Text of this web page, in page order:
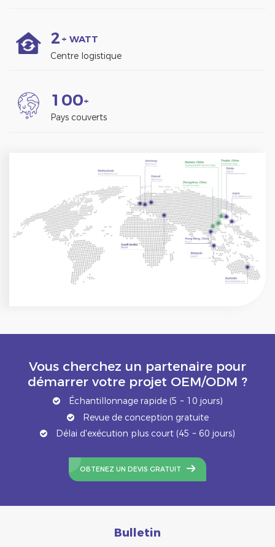
2 + WATT
Centre logistique
1 00+
Pays couverts
Vous cherchez un partenaire pour
démarrer votre projet OEM/ODM ?
Échantillonnage rapide (5 ~ 10 jours)
Revue de conception gratuite
Délai d'exécution plus court (45 ~ 60 jours)
OBTENEZ UN DEVIS GRATUIT
Bulletin